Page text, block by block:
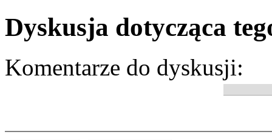
Dyskusja dotycząca
Komentarze do dyskusji: